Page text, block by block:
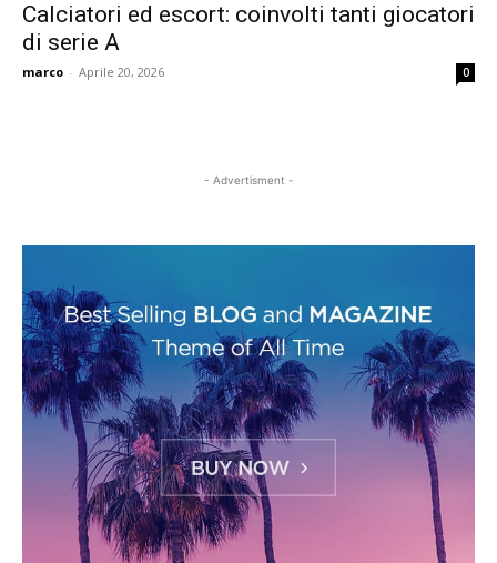
Calciatori ed escort: coinvolti tanti giocatori
di serie A
marco - Aprile 20, 2026 0
- Advertisment -